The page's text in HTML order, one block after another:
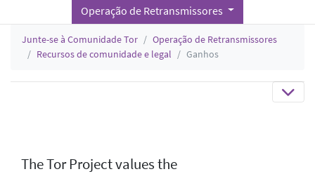
Operação de Retransmissores
Junte-se à Comunidade Tor
Operação de Retransmissores
Recursos de comunidade e legal
Ganhos
The Tor Project values the